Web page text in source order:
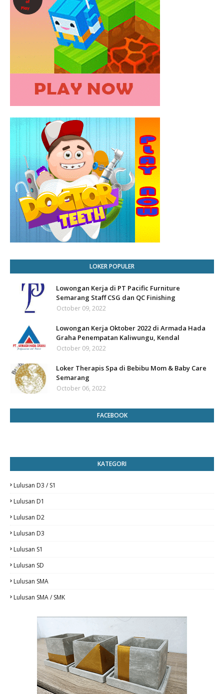
LOKER POPULER
Lowongan Kerja di PT Pacific Furniture
Semarang Staff CSG dan QC Finishing
October 09, 2022
Lowongan Kerja Oktober 2022 di Armada Hada
Graha Penempatan Kaliwungu, Kendal
October 09, 2022
Loker Therapis Spa di Bebibu Mom & Baby Care
Semarang
October 06, 2022
FACEBOOK
KATEGORI
Lulusan D3 / S1
Lulusan D1
Lulusan D2
Lulusan D3
Lulusan S1
Lulusan SD
Lulusan SMA
Lulusan SMA / SMK